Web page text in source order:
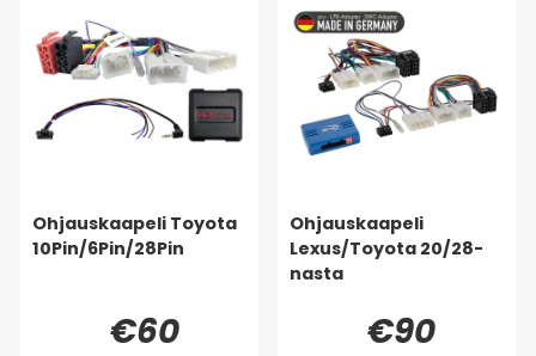
Ohjauskaapeli Toyota
10Pin/6Pin/28Pin
€60
Ohjauskaapeli
Lexus/Toyota 20/28-
nasta
€90